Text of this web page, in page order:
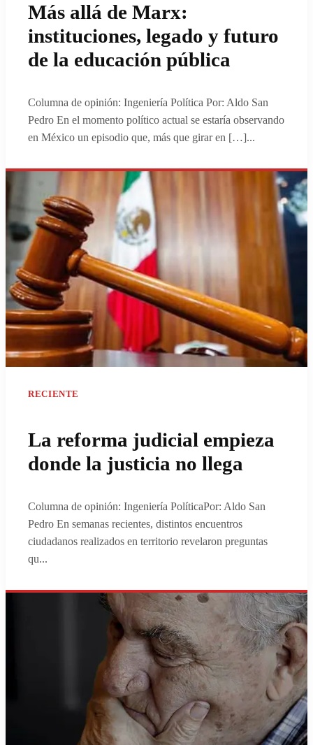
Más allá de Marx:
instituciones, legado y futuro
de la educación pública
Columna de opinión: Ingeniería Política Por: Aldo San
Pedro En el momento político actual se estaría observando
en México un episodio que, más que girar en […]...
RECIENTE
La reforma judicial empieza
donde la justicia no llega
Columna de opinión: Ingeniería PolíticaPor: Aldo San
Pedro En semanas recientes, distintos encuentros
ciudadanos realizados en territorio revelaron preguntas
qu...